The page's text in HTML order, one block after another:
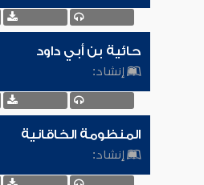
حائية بن أبي داود
إنشاد:
المنظومة الخاقانية
إنشاد: